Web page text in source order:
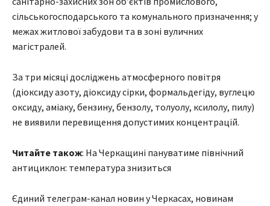
сільськогосподарського та комунального призначення; у
межах житлової забудови та в зоні вуличних
магістралей.
За три місяці досліджень атмосферного повітря
(діоксиду азоту, діоксиду сірки, формальдегіду, вуглецю
оксиду, аміаку, бензину, бензолу, толуолу, ксилолу, пилу)
не виявили перевищення допустимих концентрацій.
Читайте також: На Черкащині пануватиме північний
антициклон: температура знизиться
Єдиний телеграм-канал новин у Черкасах, новинам